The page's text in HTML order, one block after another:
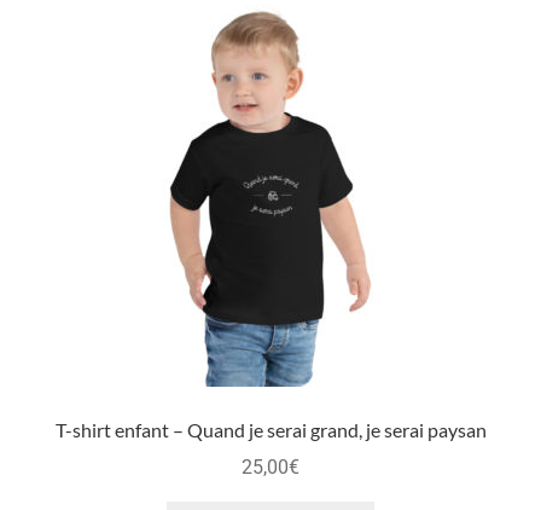
T-shirt enfant – Quand je serai grand, je serai paysan
25,00€